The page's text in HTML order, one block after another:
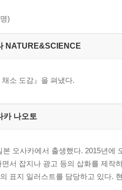
)
NATURE&SCIENCE
채소 도감』을 펴냈다.
카 나오토
본 오사카에서 출생했다. 2015년에
면서 잡지나 광고 등의 삽화를 제작
표지 일러스트를 담당하고 있다.